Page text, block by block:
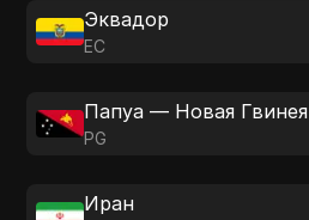
Эквадор
EC
Папуа — Новая Гвинея
PG
Иран